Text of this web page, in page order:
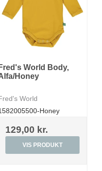
Fred's World Body,
Honey
World
Honey
129,00 kr.
VIS PRODUKT